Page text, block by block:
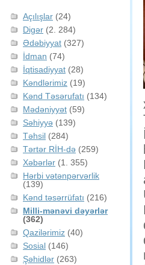
Açılışlar (24)
Digər (2. 284)
Ədəbiyyat (327)
İdman (74)
İqtisadiyyat (28)
Kəndlərimiz (19)
Kənd Təsərufatı (134)
Mədəniyyət (59)
Səhiyyə (139)
Təhsil (284)
Tərtər RİH-də (259)
Xəbərlər (1. 355)
Hərbi vətənpərvərlik
(139)
Kənd təsərrüfatı (216)
Milli-mənəvi dəyərlər
(362)
Qazilərimiz (40)
Sosial (146)
Şəhidlər (263)